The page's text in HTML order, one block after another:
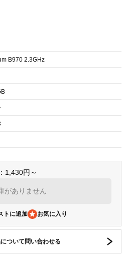
B970 2.3GHz
1,430円～
がありません
トに追加
ついて問い合わせる